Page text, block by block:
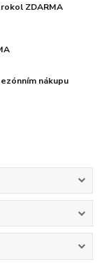
ZDARMA
nákupu